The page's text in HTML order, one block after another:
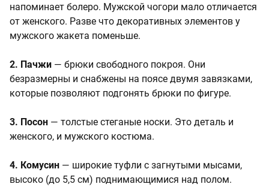
напоминает болеро. Мужской чогори мало отли­чается
от женского. Разве что де­коративных элементов у
мужского жакета поменьше.
2. Пачжи — брюки свободного покроя. Они
безразмерны и снабжены на поясе двумя завязками,
которые позволяют подгонять брюки по фигуре.
3. Посон — толстые стеганые носки. Это деталь и
женского, и мужского костюма.
4. Комусин — широкие туфли с загнутыми мысами,
высоко (до 5,5 см) поднимающимися над по­лом.